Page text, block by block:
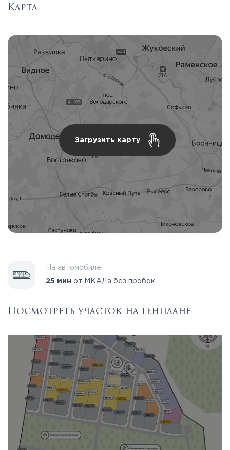
Карта
Загрузить карту
На автомобиле:
25 мин от МКАДа без пробок
Посмотреть участок на генплане